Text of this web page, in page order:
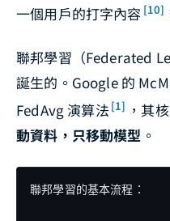
一個用戶的打字內容 [10]
聯邦學習（Federated
誕生的。Google 的
FedAvg 演算法 [1] ，其
動資料，只移動模型 。
聯邦學習的基本流程：